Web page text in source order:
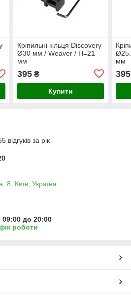
Кріпильні кільця Discovery
Ø30 мм / Weaver / Н=21
мм
395₴
Купити
мм
395
за рік
8, Київ, Україна
09:00 до 20:00
роботи